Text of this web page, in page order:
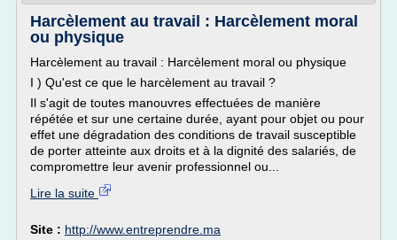
Harcèlement au travail : Harcèlement moral
ou physique
Harcèlement au travail : Harcèlement moral ou physique
I ) Qu'est ce que le harcèlement au travail ?
Il s'agit de toutes manouvres effectuées de manière
répétée et sur une certaine durée, ayant pour objet ou pour
effet une dégradation des conditions de travail susceptible
de porter atteinte aux droits et à la dignité des salariés, de
compromettre leur avenir professionnel ou...
Lire la suite
Site : http://www.entreprendre.ma